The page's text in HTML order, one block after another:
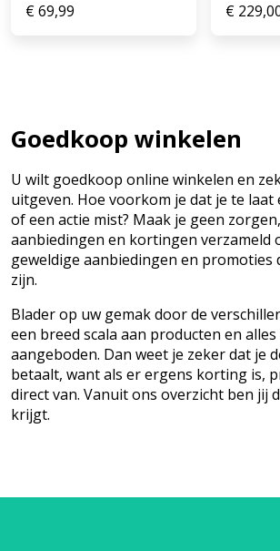
€69,99 €
Goedkoop winkelen
U wilt goedkoop online winkelen en
uitgeven. Hoe voorkom je dat je te
of een actie mist? Maak je geen
aanbiedingen en kortingen verzameld
geweldige aanbiedingen en promoties
zijn.
Blader op uw gemak door de
een breed scala aan producten en
aangeboden. Dan weet je zeker dat je
betaalt, want als er ergens korting is,
direct van. Vanuit ons overzicht ben jij
krijgt.